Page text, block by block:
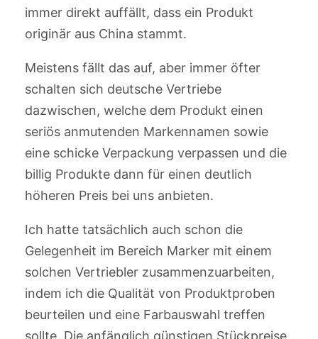
immer direkt auffällt, dass ein Produkt
originär aus China stammt.
Meistens fällt das auf, aber immer öfter
schalten sich deutsche Vertriebe
dazwischen, welche dem Produkt einen
seriös anmutenden Markennamen sowie
eine schicke Verpackung verpassen und die
billig Produkte dann für einen deutlich
höheren Preis bei uns anbieten.
Ich hatte tatsächlich auch schon die
Gelegenheit im Bereich Marker mit einem
solchen Vertriebler zusammenzuarbeiten,
indem ich die Qualität von Produktproben
beurteilen und eine Farbauswahl treffen
sollte. Die anfänglich günstigen Stückpreise